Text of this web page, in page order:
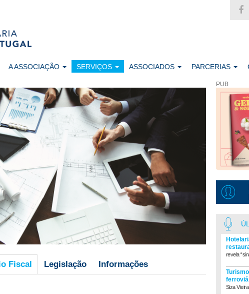
A ASSOCIAÇÃO SERVIÇOS ASSOCIADOS PARCERIAS
Fiscal Legislação Informações
PUB
revela
Siza